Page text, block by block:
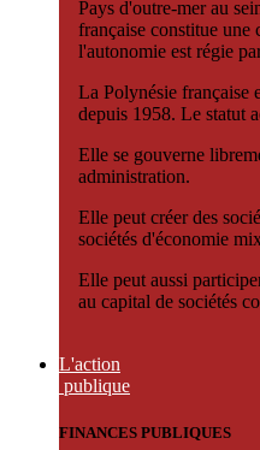
Pays d'outre-mer au
française constitue
l'autonomie est régie
La Polynésie française
depuis 1958. Le statut
Elle se gouverne
administration.
Elle peut créer des
sociétés d'économie
Elle peut aussi
au capital de sociétés
L'action
publique
FINANCES PUBLIQUES